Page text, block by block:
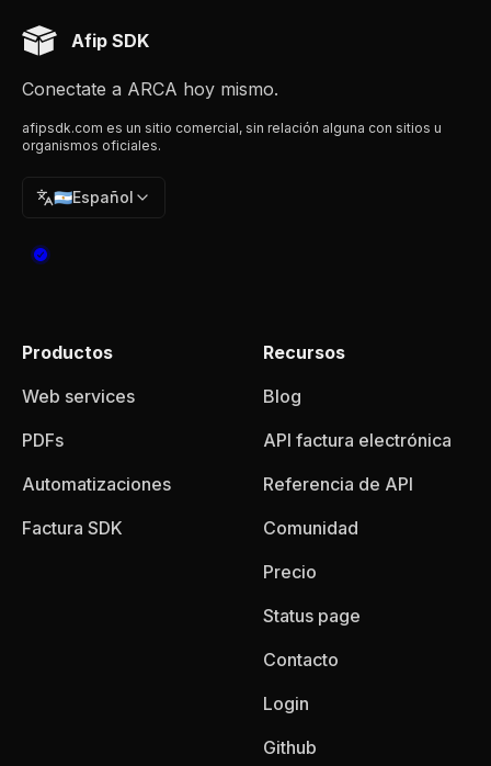
Afip SDK
Conectate a ARCA hoy mismo.
afipsdk.com es un sitio comercial, sin relación alguna con sitios u
organismos oficiales.
🇦🇷Español
Productos
Web services
PDFs
Automatizaciones
Factura SDK
Recursos
Blog
API factura electrónica
Referencia de API
Comunidad
Precio
Status page
Contacto
Login
Github